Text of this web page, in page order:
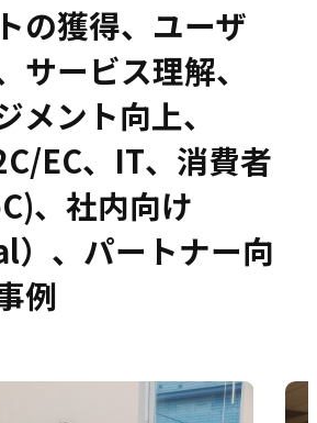
の獲得、ユーザ
サービス理解、
メント向上、
EC、IT、消費者
、社内向け
）、パートナー向
例